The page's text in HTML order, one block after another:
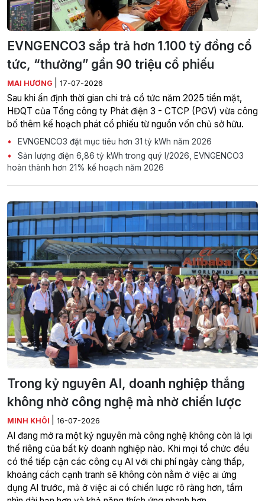
EVNGENCO3 sắp trả hơn 1.100 tỷ đồng cổ
tức, “thưởng” gần 90 triệu cổ phiếu
MAI HƯƠNG 17-07-2026
Sau khi ấn định thời gian chi trả cổ tức năm 2025 tiền mặt,
HĐQT của Tổng công ty Phát điện 3 - CTCP (PGV) vừa công
bố thêm kế hoạch phát cổ phiếu từ nguồn vốn chủ sở hữu.
EVNGENCO3 đặt mục tiêu hơn 31 tỷ kWh năm 2026
Sản lượng điện 6,86 tỷ kWh trong quý I/2026, EVNGENCO3
hoàn thành hơn 21% kế hoạch năm 2026
Trong kỷ nguyên AI, doanh nghiệp thắng
không nhờ công nghệ mà nhờ chiến lược
MINH KHÔI 16-07-2026
AI đang mở ra một kỷ nguyên mà công nghệ không còn là lợi
thế riêng của bất kỳ doanh nghiệp nào. Khi mọi tổ chức đều
có thể tiếp cận các công cụ AI với chi phí ngày càng thấp,
khoảng cách cạnh tranh sẽ không còn nằm ở việc ai ứng
dụng AI trước, mà ở việc ai có chiến lược rõ ràng hơn, tầm